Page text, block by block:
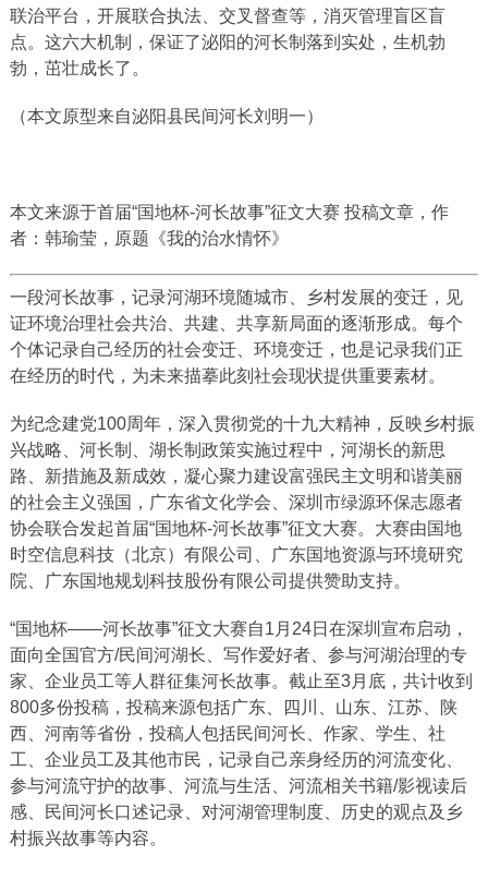
联治平台，开展联合执法、交叉督查等，消灭管理盲区盲
点。这六大机制，保证了泌阳的河长制落到实处，生机勃
勃，茁壮成长了。
（本文原型来自泌阳县民间河长刘明一）
本文来源于首届“国地杯-河长故事”征文大赛 投稿文章，作
者：韩瑜莹，原题《我的治水情怀》
一段河长故事，记录河湖环境随城市、乡村发展的变迁，见
证环境治理社会共治、共建、共享新局面的逐渐形成。每个
个体记录自己经历的社会变迁、环境变迁，也是记录我们正
在经历的时代，为未来描摹此刻社会现状提供重要素材。
为纪念建党100周年，深入贯彻党的十九大精神，反映乡村振
兴战略、河长制、湖长制政策实施过程中，河湖长的新思
路、新措施及新成效，凝心聚力建设富强民主文明和谐美丽
的社会主义强国，广东省文化学会、深圳市绿源环保志愿者
协会联合发起首届“国地杯-河长故事”征文大赛。大赛由国地
时空信息科技（北京）有限公司、广东国地资源与环境研究
院、广东国地规划科技股份有限公司提供赞助支持。
“国地杯——河长故事”征文大赛自1月24日在深圳宣布启动，
面向全国官方/民间河湖长、写作爱好者、参与河湖治理的专
家、企业员工等人群征集河长故事。截止至3月底，共计收到
800多份投稿，投稿来源包括广东、四川、山东、江苏、陕
西、河南等省份，投稿人包括民间河长、作家、学生、社
工、企业员工及其他市民，记录自己亲身经历的河流变化、
参与河流守护的故事、河流与生活、河流相关书籍/影视读后
感、民间河长口述记录、对河湖管理制度、历史的观点及乡
村振兴故事等内容。